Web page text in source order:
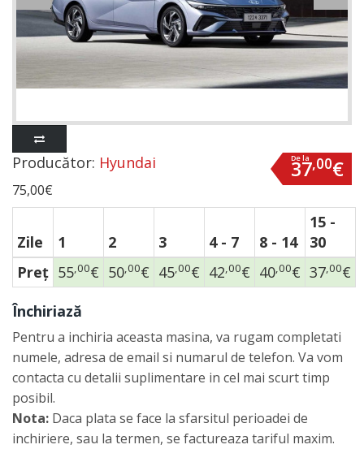
De la
37,00€
Producător: Hyundai
75,00€
Zile 1 2 3 4 - 7 8 - 14
15 -
30
Preţ 55,00€ 50,00€ 45,00€ 42,00€ 40,00€ 37,00€
Închiriază
Pentru a inchiria aceasta masina, va rugam completati
numele, adresa de email si numarul de telefon. Va vom
contacta cu detalii suplimentare in cel mai scurt timp
posibil.
Nota: Daca plata se face la sfarsitul perioadei de
inchiriere, sau la termen, se factureaza tariful maxim.